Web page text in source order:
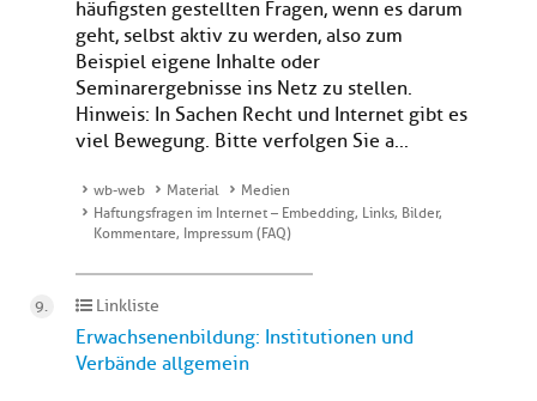
häufigsten gestellten Fragen, wenn es darum
geht, selbst aktiv zu werden, also zum
Beispiel eigene Inhalte oder
Seminarergebnisse ins Netz zu stellen.
Hinweis: In Sachen Recht und Internet gibt es
viel Bewegung. Bitte verfolgen Sie a...
wb-web Material
Medien
Haftungsfragen im Internet – Embedding, Links, Bilder,
Kommentare, Impressum (FAQ)
Linkliste
Erwachsenenbildung: Institutionen und
Verbände allgemein